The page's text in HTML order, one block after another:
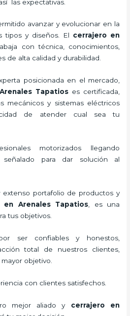
las expectativas.
avanzar y evolucionar en la
tipos y diseños. El cerrajero en
con técnica, conocimientos,
de alta calidad y durabilidad.
posicionada en el mercado,
Tapatioses certificada,
mecánicos y sistemas eléctricos
de atender cual sea tu
motorizados llegando
señalado para dar solución al
extenso portafolio de productos y
en Arenales Tapatios , es una
tus objetivos.
ser confiables y honestos,
total de nuestros clientes,
mayor objetivo.
con clientes satisfechos.
mejor aliado y cerrajero en